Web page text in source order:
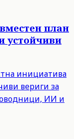
план
устойчиви
инициатива
вериги за
ИИ и